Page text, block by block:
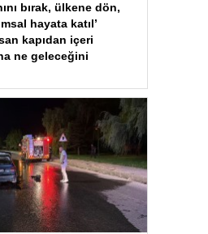
bırak, ülkene dön,
hayata katıl’
kapıdan içeri
ne geleceğini